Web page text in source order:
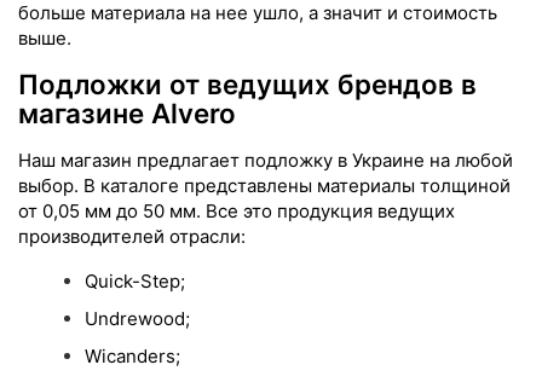
больше материала на нее ушло, а значит и стоимость
выше.
Подложки от ведущих брендов в
магазине Alvero
Наш магазин предлагает подложку в Украине на любой
выбор. В каталоге представлены материалы толщиной
от 0,05 мм до 50 мм. Все это продукция ведущих
производителей отрасли:
Quick-Step;
Undrewood;
Wicanders;